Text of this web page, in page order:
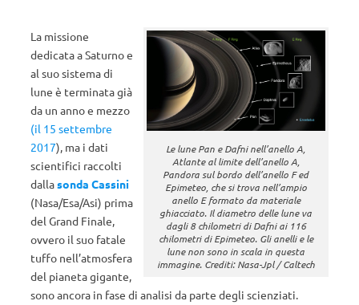
Le lune Pan e Dafni nell’anello A,
Atlante al limite dell’anello A,
Pandora sul bordo dell’anello F ed
Epimeteo, che si trova nell’ampio
anello E formato da materiale
ghiacciato. Il diametro delle lune va
dagli 8 chilometri di Dafni ai 116
chilometri di Epimeteo. Gli anelli e le
lune non sono in scala in questa
immagine. Crediti: Nasa-Jpl / Caltech
La missione
dedicata a Saturno e
al suo sistema di
lune è terminata già
da un anno e mezzo
(il 15 settembre
2017), ma i dati
scientifici raccolti
dallasonda Cassini
(Nasa/Esa/Asi) prima
del Grand Finale,
ovvero il suo fatale
tuffo nell’atmosfera
del pianeta gigante,
sono ancora in fase di analisi da parte degli scienziati.